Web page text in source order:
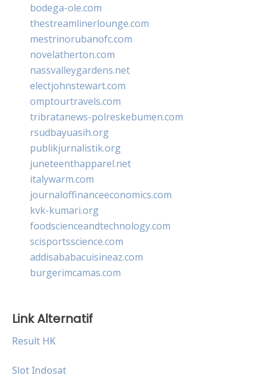
bodega-ole.com
thestreamlinerlounge.com
mestrinorubanofc.com
novelatherton.com
nassvalleygardens.net
electjohnstewart.com
omptourtravels.com
tribratanews-polreskebumen.com
rsudbayuasih.org
publikjurnalistik.org
juneteenthapparel.net
italywarm.com
journaloffinanceeconomics.com
kvk-kumari.org
foodscienceandtechnology.com
scisportsscience.com
addisababacuisineaz.com
burgerimcamas.com
Link Alternatif
Result HK
Slot Indosat